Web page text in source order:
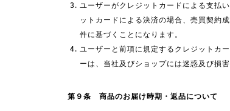
ユーザーがクレジットカードによる支払
ットカードによる決済の場合、売買契約
件に基づくことになります。
ユーザーと前項に規定するクレジットカ
ーは、当社及びショップには迷惑及び損
第９条 商品のお届け時期・返品について